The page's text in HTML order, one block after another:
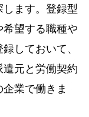
ます。登録型
望する職種や
しておいて、
元と労働契約
業で働きま